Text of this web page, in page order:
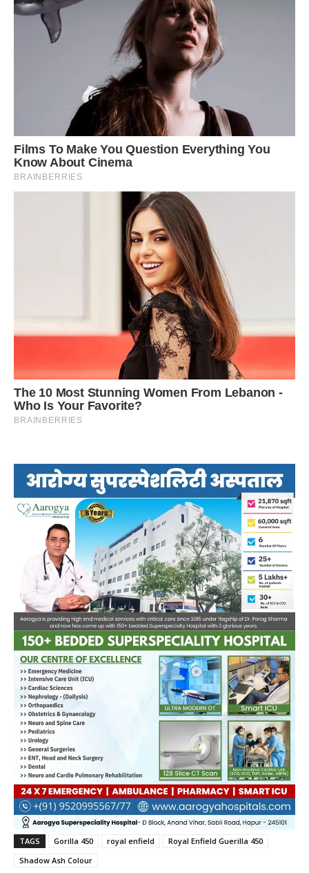
TAGS Gorilla 450 royal enfield
Royal Enfield Guerilla 450
Shadow Ash Colour